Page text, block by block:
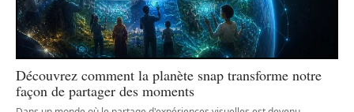
Découvrez comment la planète snap transforme notre
façon de partager des moments